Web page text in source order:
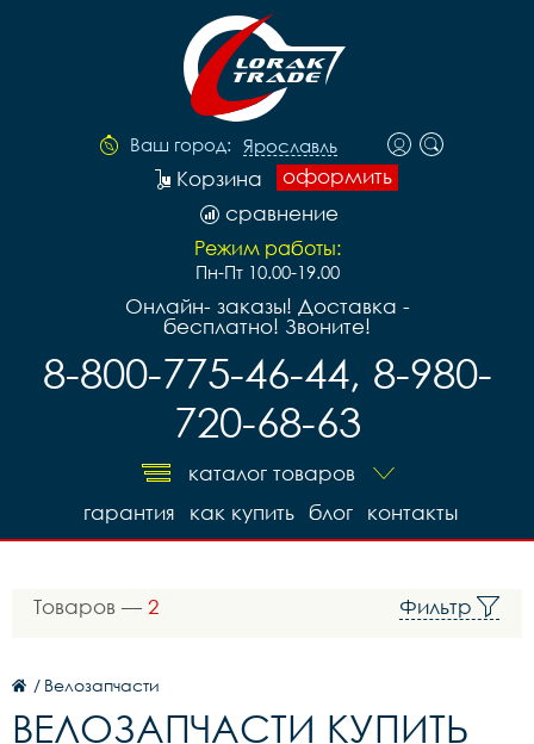
Ваш город: Ярославль
оформить
Корзина
сравнение
Режим работы:
Пн-Пт 10.00-19.00
Онлайн- заказы! Доставка -
бесплатно! Звоните!
8-800-775-46-44, 8-980-
720-68-63
каталог товаров
контакты
блог
как купить
гарантия
Товаров — 2 Фильтр
/ Велозапчасти
ВЕЛОЗАПЧАСТИ КУПИТЬ